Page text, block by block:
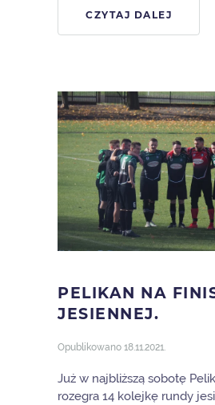
CZYTAJ DALEJ
PELIKAN NA
JESIENNEJ.
Opublikowano 18.11.2021.
Już w najbliższą sobotę
rozegra 14 kolejkę rundy